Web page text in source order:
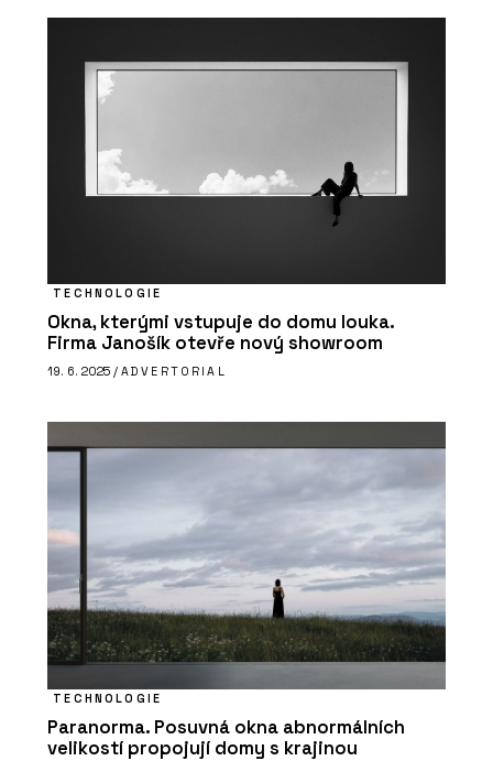
TECHNOLOGIE
Okna, kterými vstupuje do domu louka.
Firma Janošík otevře nový showroom
19. 6. 2025 / ADVERTORIAL
TECHNOLOGIE
Paranorma. Posuvná okna abnormálních
velikostí propojují domy s krajinou